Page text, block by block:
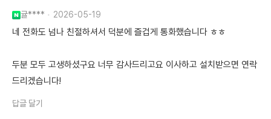
귤**** 2026-05-19
네 전화도 넘나 친절하셔서 덕분에 즐겁게 통화했습니다 ㅎㅎ
두분 모두 고생하셨구요 너무 감사드리고요 이사하고 설치받으면 연락
드리겠습니다!
답글 달기